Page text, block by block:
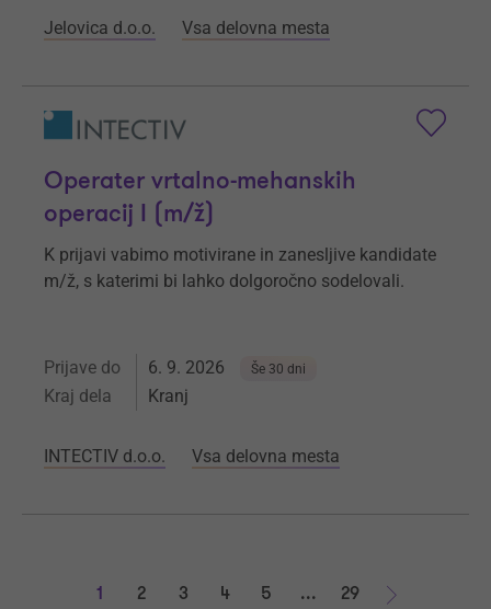
Jelovica d.o.o. Vsa delovna mesta
Operater vrtalno-mehanskih
operacij I (m/ž)
K prijavi vabimo motivirane in zanesljive kandidate
m/ž, s katerimi bi lahko dolgoročno sodelovali.
Prijave do 6. 9. 2026 Še 30 dni
Kraj dela Kranj
INTECTIV d.o.o. Vsa delovna mesta
1 2 3 4 5 ...
29